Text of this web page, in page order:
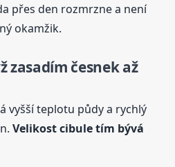
přes den rozmrzne a není
okamžik.
zasadím česnek až
vyšší teplotu půdy a rychlý
Velikost cibule tím bývá